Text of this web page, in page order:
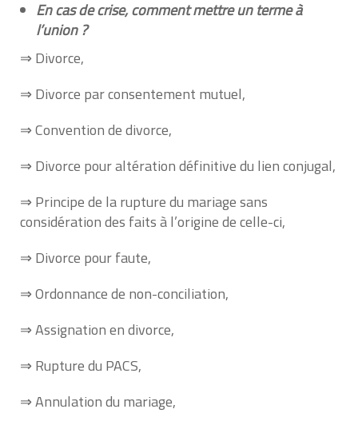
En cas de crise, comment mettre un terme à
l’union ?
⇒ Divorce,
⇒ Divorce par consentement mutuel,
⇒ Convention de divorce,
⇒ Divorce pour altération définitive du lien conjugal,
⇒ Principe de la rupture du mariage sans
considération des faits à l’origine de celle-ci,
⇒ Divorce pour faute,
⇒ Ordonnance de non-conciliation,
⇒ Assignation en divorce,
⇒ Rupture du PACS,
⇒ Annulation du mariage,